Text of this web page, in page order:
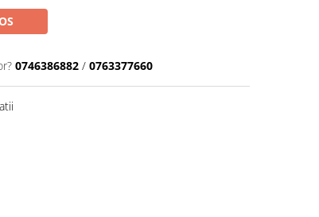
0746386882 / 0763377660